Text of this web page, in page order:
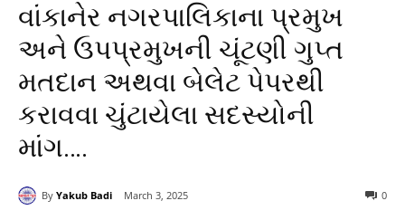
વાંકાનેર નગરપાલિકાના પ્રમુખ
અને ઉપપ્રમુખની ચૂંટણી ગુપ્ત
મતદાન અથવા બેલેટ પેપરથી
કરાવવા ચુંટાયેલા સદસ્યોની
માંગ….
By Yakub Badi March 3, 2025 0